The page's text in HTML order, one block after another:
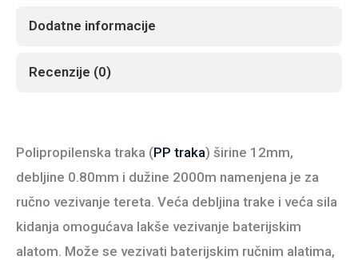
količina
Dodatne informacije
Recenzije (0)
Polipropilenska traka (PP traka) širine 12mm,
debljine 0.80mm i dužine 2000m namenjena je za
ručno vezivanje tereta. Veća debljina trake i veća sila
kidanja omogućava lakše vezivanje baterijskim
alatom. Može se vezivati baterijskim ručnim alatima,